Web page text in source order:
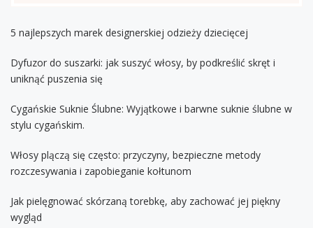
5 najlepszych marek designerskiej odzieży dziecięcej
Dyfuzor do suszarki: jak suszyć włosy, by podkreślić skręt i
uniknąć puszenia się
Cygańskie Suknie Ślubne: Wyjątkowe i barwne suknie ślubne w
stylu cygańskim.
Włosy plączą się często: przyczyny, bezpieczne metody
rozczesywania i zapobieganie kołtunom
Jak pielęgnować skórzaną torebkę, aby zachować jej piękny
wygląd